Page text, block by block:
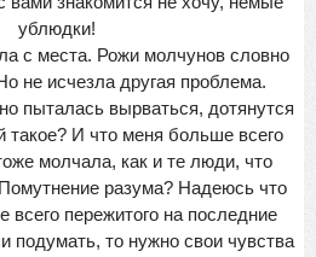
ублюдки!
с места. Рожи молчунов словно
не исчезла другая проблема.
пыталась вырваться, дотянутся
такое? И что меня больше всего
молчала, как и те люди, что
разума? Надеюсь что
всего пережитого на последние
подумать, то нужно свои чувства